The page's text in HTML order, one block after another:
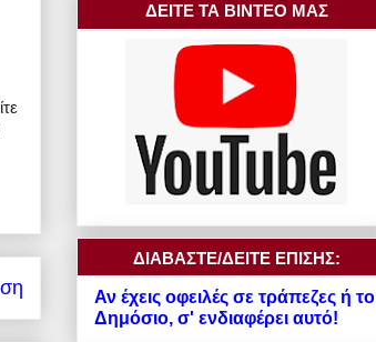
ΔΕΙΤΕ ΤΑ ΒΙΝΤΕΟ ΜΑΣ
ΔΙΑΒΑΣΤΕ/ΔΕΙΤΕ ΕΠΙΣΗΣ:
Αν έχεις οφειλές σε τράπεζες ή το
Δημόσιο, σ' ενδιαφέρει αυτό!